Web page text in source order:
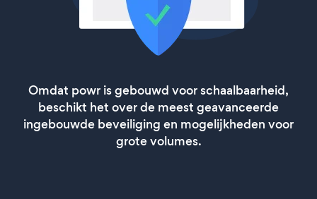
Omdat powr is gebouwd voor schaalbaarheid,
beschikt het over de meest geavanceerde
ingebouwde beveiliging en mogelijkheden voor
grote volumes.